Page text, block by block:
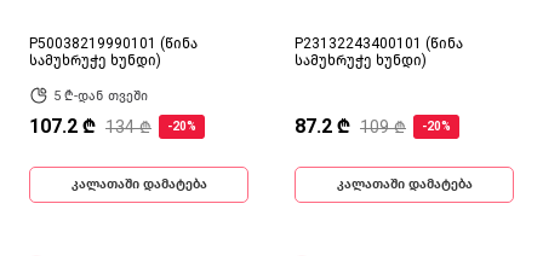
P50038219990101 (წინა
სამუხრუჭე ხუნდი)
5 ₾-დან თვეში
107.2 ₾ 134 ₾ -20%
კალათაში დამატება
P23132243400101 (წინა
სამუხრუჭე ხუნდი)
87.2 ₾ 109 ₾ -20%
კალათაში დამატება